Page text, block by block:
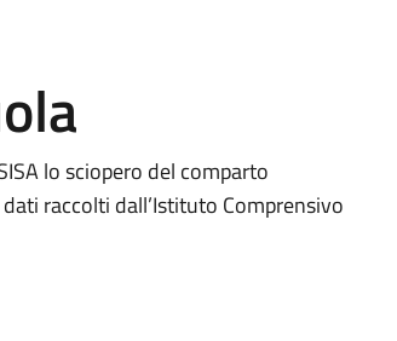
lo sciopero del comparto
raccolti dall’Istituto Comprensivo